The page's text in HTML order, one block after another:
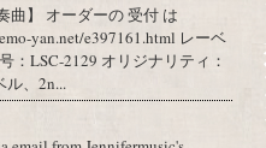
】 オーダーの 受付 は
yan.net/e397161.html レーベ
：LSC-2129 オリジナリティ：
ル、2n...